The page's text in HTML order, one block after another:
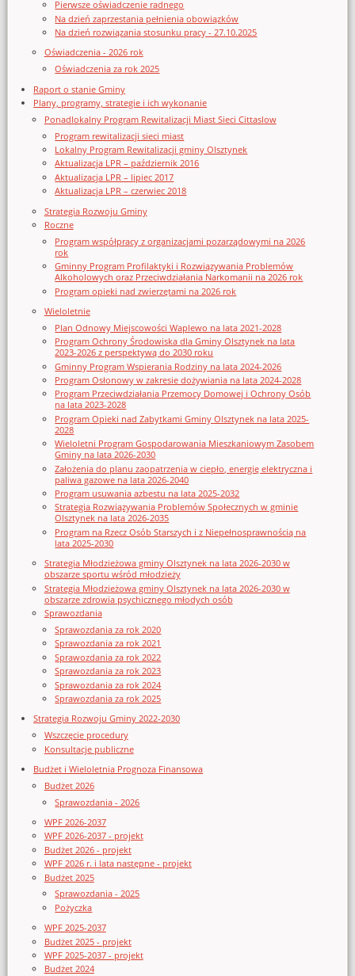
Pierwsze oświadczenie radnego
Na dzień zaprzestania pełnienia obowiązków
Na dzień rozwiązania stosunku pracy - 27.10.2025
Oświadczenia - 2026 rok
Oświadczenia za rok 2025
Raport o stanie Gminy
Plany, programy, strategie i ich wykonanie
Ponadlokalny Program Rewitalizacji Miast Sieci Cittaslow
Program rewitalizacji sieci miast
Lokalny Program Rewitalizacji gminy Olsztynek
Aktualizacja LPR – październik 2016
Aktualizacja LPR – lipiec 2017
Aktualizacja LPR – czerwiec 2018
Strategia Rozwoju Gminy
Roczne
Program współpracy z organizacjami pozarządowymi na 2026
rok
Gminny Program Profilaktyki i Rozwiązywania Problemów
Alkoholowych oraz Przeciwdziałania Narkomanii na 2026 rok
Program opieki nad zwierzętami na 2026 rok
Wieloletnie
Plan Odnowy Miejscowości Waplewo na lata 2021-2028
Program Ochrony Środowiska dla Gminy Olsztynek na lata
2023-2026 z perspektywą do 2030 roku
Gminny Program Wspierania Rodziny na lata 2024-2026
Program Osłonowy w zakresie dożywiania na lata 2024-2028
Program Przeciwdziałania Przemocy Domowej i Ochrony Osób
na lata 2023-2028
Program Opieki nad Zabytkami Gminy Olsztynek na lata 2025-
2028
Wieloletni Program Gospodarowania Mieszkaniowym Zasobem
Gminy na lata 2026-2030
Założenia do planu zaopatrzenia w ciepło, energię elektryczna i
paliwa gazowe na lata 2026-2040
Program usuwania azbestu na lata 2025-2032
Strategia Rozwiązywania Problemów Społecznych w gminie
Olsztynek na lata 2026-2035
Program na Rzecz Osób Starszych i z Niepełnosprawnością na
lata 2025-2030
Strategia Młodzieżowa gminy Olsztynek na lata 2026-2030 w
obszarze sportu wśród młodzieży
Strategia Młodzieżowa gminy Olsztynek na lata 2026-2030 w
obszarze zdrowia psychicznego młodych osób
Sprawozdania
Sprawozdania za rok 2020
Sprawozdania za rok 2021
Sprawozdania za rok 2022
Sprawozdania za rok 2023
Sprawozdania za rok 2024
Sprawozdania za rok 2025
Strategia Rozwoju Gminy 2022-2030
Wszczęcie procedury
Konsultacje publiczne
Budżet i Wieloletnia Prognoza Finansowa
Budżet 2026
Sprawozdania - 2026
WPF 2026-2037
WPF 2026-2037 - projekt
Budżet 2026 - projekt
WPF 2026 r. i lata następne - projekt
Budżet 2025
Sprawozdania - 2025
Pożyczka
WPF 2025-2037
Budżet 2025 - projekt
WPF 2025-2037 - projekt
Budżet 2024